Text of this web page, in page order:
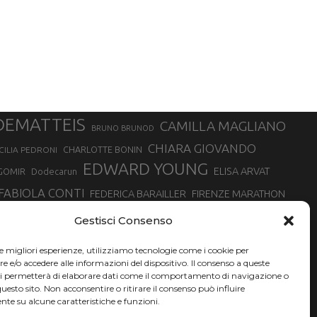
Gestisci Consenso
migliori esperienze, utilizziamo tecnologie come i cookie per
e/o accedere alle informazioni del dispositivo. Il consenso a queste
permetterà di elaborare dati come il comportamento di navigazione o
sito. Non acconsentire o ritirare il consenso può influire
su alcune caratteristiche e funzioni.
BRUNO BRUNOD CAMILLA MAGLIANO
PEDRONI CHARLOTTE BONIN CHIARA GIOVANDO
Dodecarun EDWARD YOUNG ELISA ARVAT
FABIOLA CONTI FEDERICA BARAILLER FIRENZE MARATHON
GIOVANNA EPIS GIULIANO CAVALLO
DI TORINO MARATONINA MARCELLA BELLETTI MARCO OLMO
MONVISO VERTICAL RACE NADIA BATTOCLETTI
BONALDI SILVIA RAMPAZZO